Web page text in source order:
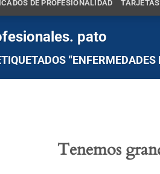
DE PROFESIONALIDAD
pato
Tenemos